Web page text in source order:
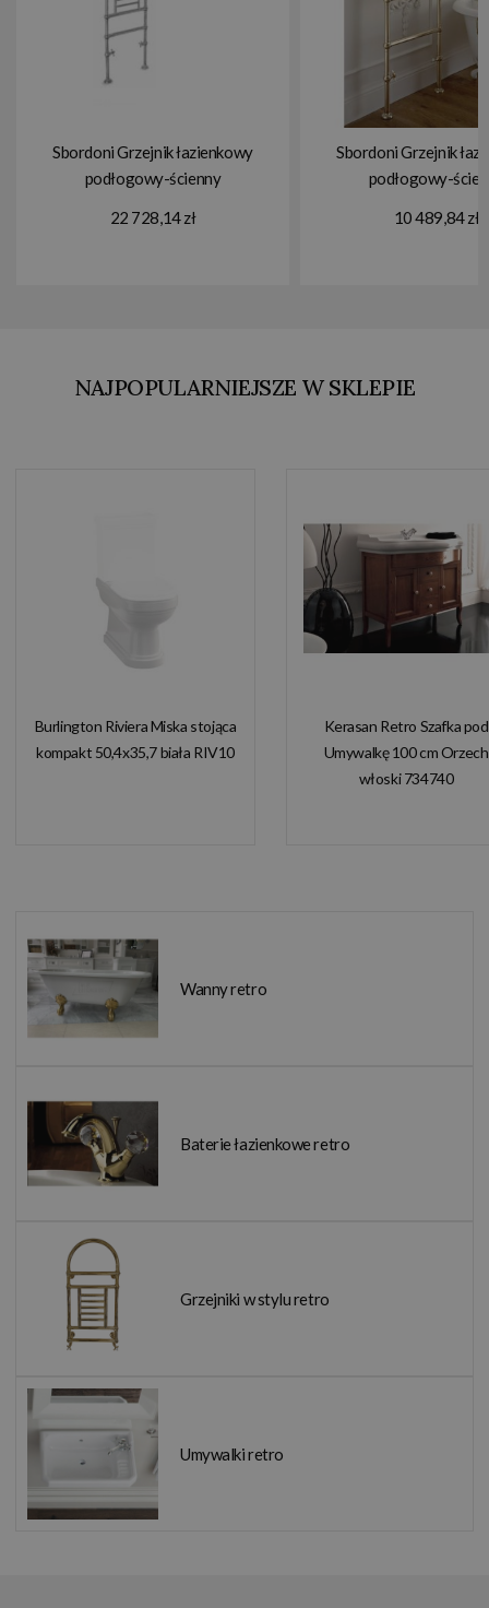
Sbordoni Grzejnik łazienkowy
podłogowy-ścienny
SBSPAV5/GR/1CR
22 728,14 zł
Sbordoni Grzejnik
podłogowy-
SBSPAV4/1ON
10 489,84 zł
NAJPOPULARNIEJSZE W SKLEPIE
Burlington Riviera Miska stojąca
kompakt 50,4x35,7 biała RIV10
Kerasan Retro Szafka pod
Umywalkę 100 cm Orzech
włoski 734740
Wanny retro
Baterie łazienkowe retro
Grzejniki w stylu retro
Umywalki retro